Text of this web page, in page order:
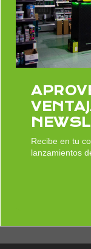
cómo los
especiales
transformar
seguridad y
calidad.
Recibe en tu
lanzamientos